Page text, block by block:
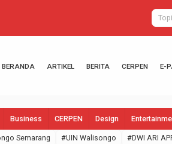
Ungkap
BERANDA ARTIKEL BERITA CERPEN E-
Business CERPEN Design
Semarang #UIN Walisongo #DWI ARI